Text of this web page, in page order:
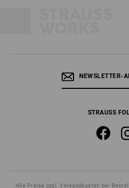
NEWSLETTER-
STRAUSS
Alle Preise zzgl. Versandkosten bei